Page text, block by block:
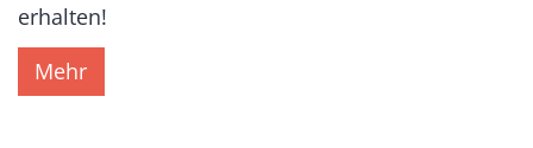
erhalten!
Mehr